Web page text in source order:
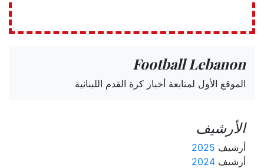
Football Lebanon
الموقع الأول لمتابعة أخبار كرة القدم اللبنانية
الأرشيف
أرشيف 2025
أرشيف 2024